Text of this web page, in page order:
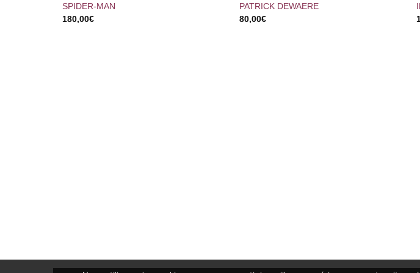
SPIDER-MAN
180,00€
PATRICK DEWAERE
80,00€